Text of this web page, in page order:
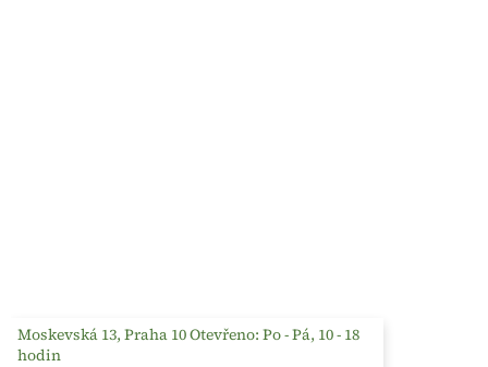
Moskevská 13, Praha 10 Otevřeno: Po - Pá, 10 - 18
hodin